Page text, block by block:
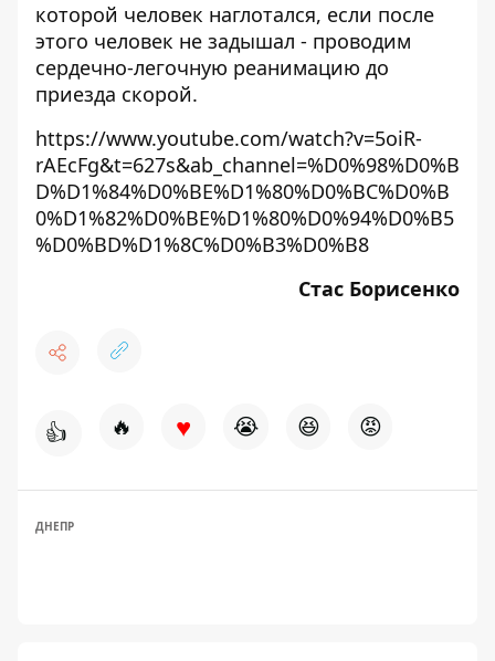
которой человек наглотался, если после
этого человек не задышал - проводим
сердечно-легочную реанимацию до
приезда скорой.
https://www.youtube.com/watch?v=5oiR-
rAEcFg&t=627s&ab_channel=%D0%98%D0%B
D%D1%84%D0%BE%D1%80%D0%BC%D0%B
0%D1%82%D0%BE%D1%80%D0%94%D0%B5
%D0%BD%D1%8C%D0%B3%D0%B8
Стас Борисенко
👍 🔥 ♥ 😭 😆 😡
ДНЕПР